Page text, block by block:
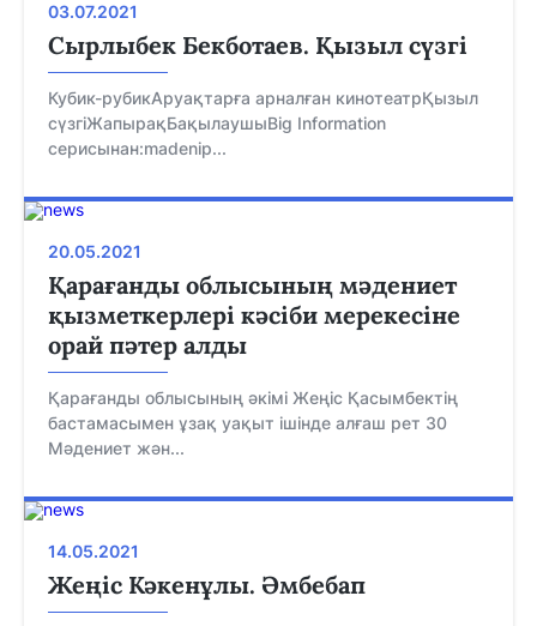
03.07.2021
Сырлыбек Бекботаев. Қызыл сүзгі
Кубик-рубикАруақтарға арналған кинотеатрҚызыл
сүзгіЖапырақБақылаушыBig Information
серисынан:madenip...
20.05.2021
Қарағанды облысының мәдениет
қызметкерлері кәсіби мерекесіне
орай пәтер алды
Қарағанды облысының әкімі Жеңіс Қасымбектің
бастамасымен ұзақ уақыт ішінде алғаш рет 30
Мәдениет жән...
14.05.2021
Жеңіс Кәкенұлы. Әмбебап